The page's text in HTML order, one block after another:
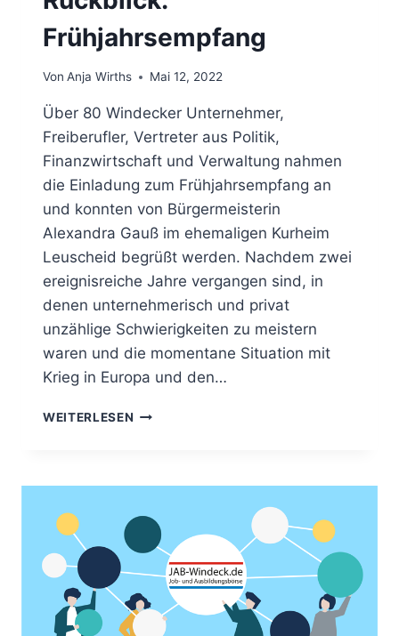
Frühjahrsempfang
Von Anja Wirths Mai 12, 2022
Über 80 Windecker Unternehmer,
Freiberufler, Vertreter aus Politik,
Finanzwirtschaft und Verwaltung nahmen
die Einladung zum Frühjahrsempfang an
und konnten von Bürgermeisterin
Alexandra Gauß im ehemaligen Kurheim
Leuscheid begrüßt werden. Nachdem zwei
ereignisreiche Jahre vergangen sind, in
denen unternehmerisch und privat
unzählige Schwierigkeiten zu meistern
waren und die momentane Situation mit
Krieg in Europa und den…
WEITERLESEN